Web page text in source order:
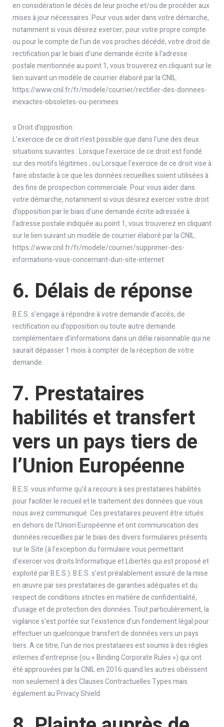
en considération le décès de leur proche et/ou de procéder aux
mises à jour nécessaires. Pour vous aider dans votre démarche,
notamment si vous désirez exercer, pour votre propre compte
ou pour le compte de l’un de vos proches décédé, votre droit de
rectification par le biais d’une demande écrite à l’adresse
postale mentionnée au point 1, vous trouverez en cliquant sur le
lien suivant un modèle de courrier élaboré par la CNIL.
https://www.cnil.fr/fr/modele/courrier/rectifier-des-donnees-
inexactes-obsoletes-ou-perimees
o Droit d’opposition
L’exercice de ce droit n’est possible que dans l’une des deux
situations suivantes : Lorsque l’exercice de ce droit est fondé
sur des motifs légitimes ; ou Lorsque l’exercice de ce droit vise à
faire obstacle à ce que les données recueillies soient utilisées à
des fins de prospection commerciale. Pour vous aider dans
votre démarche, notamment si vous désirez exercer votre droit
d’opposition par le biais d’une demande écrite adressée à
l’adresse postale indiquée au point 1, vous trouverez en cliquant
sur le lien suivant un modèle de courrier élaboré par la CNIL.
https://www.cnil.fr/fr/modele/courrier/supprimer-des-
informations-vous-concernant-dun-site-internet
6. Délais de réponse
B.E.S. s’engage à répondre à votre demande d’accès, de
rectification ou d’opposition ou toute autre demande
complémentaire d’informations dans un délai raisonnable qui ne
saurait dépasser 1 mois à compter de la réception de votre
demande.
7. Prestataires
habilités et transfert
vers un pays tiers de
l’Union Européenne
B.E.S. vous informe qu’il a recours à ses prestataires habilités
pour faciliter le recueil et le traitement des données que vous
nous avez communiqué. Ces prestataires peuvent être situés
en dehors de l’Union Européenne et ont communication des
données recueillies par le biais des divers formulaires présents
sur le Site (à l’exception du formulaire vous permettant
d’exercer vos droits Informatique et Libertés qui est proposé et
exploité par B.E.S.). B.E.S. s’est préalablement assuré de la mise
en œuvre par ses prestataires de garanties adéquates et du
respect de conditions strictes en matière de confidentialité,
d’usage et de protection des données. Tout particulièrement, la
vigilance s’est portée sur l’existence d’un fondement légal pour
effectuer un quelconque transfert de données vers un pays
tiers. A ce titre, l’un de nos prestataires est soumis à des règles
internes d’entreprise (ou « Binding Corporate Rules ») qui ont
été approuvées par la CNIL en 2016 quand les autres obéissent
non seulement à des Clauses Contractuelles Types mais
également au Privacy Shield.